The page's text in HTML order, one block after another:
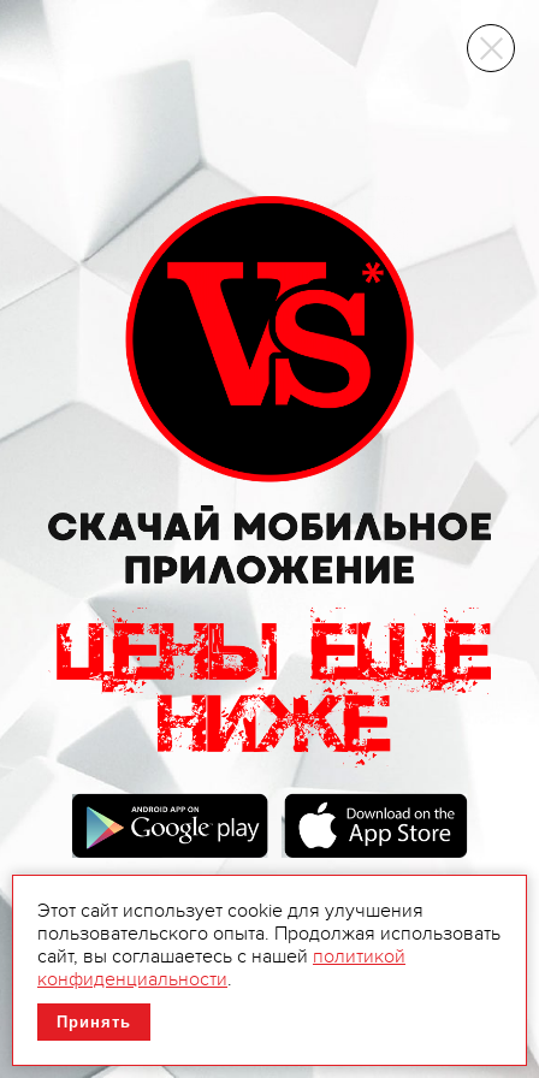
ВИННЫЙ СКЛАД
Этот сайт использует cookie для улучшения
пользовательского опыта. Продолжая использовать
сайт, вы соглашаетесь с нашей политикой
конфиденциальности.
Принять